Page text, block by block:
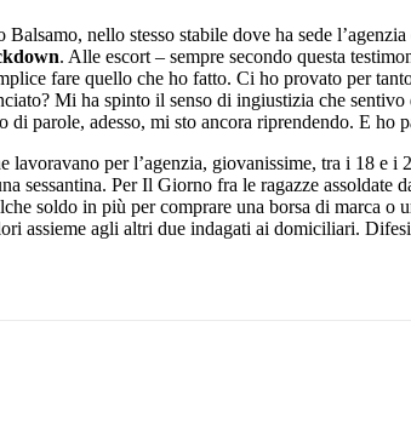
nello stesso stabile dove ha sede
. Alle escort – sempre secondo questa
fare quello che ho fatto. Ci ho provato per
Mi ha spinto il senso di ingiustizia che
parole, adesso, mi sto ancora riprendendo. E ho
per l’agenzia, giovanissime, tra i 18 e
sessantina. Per Il Giorno fra le ragazze assoldate
soldo in più per comprare una borsa di marca o
assieme agli altri due indagati ai domiciliari.